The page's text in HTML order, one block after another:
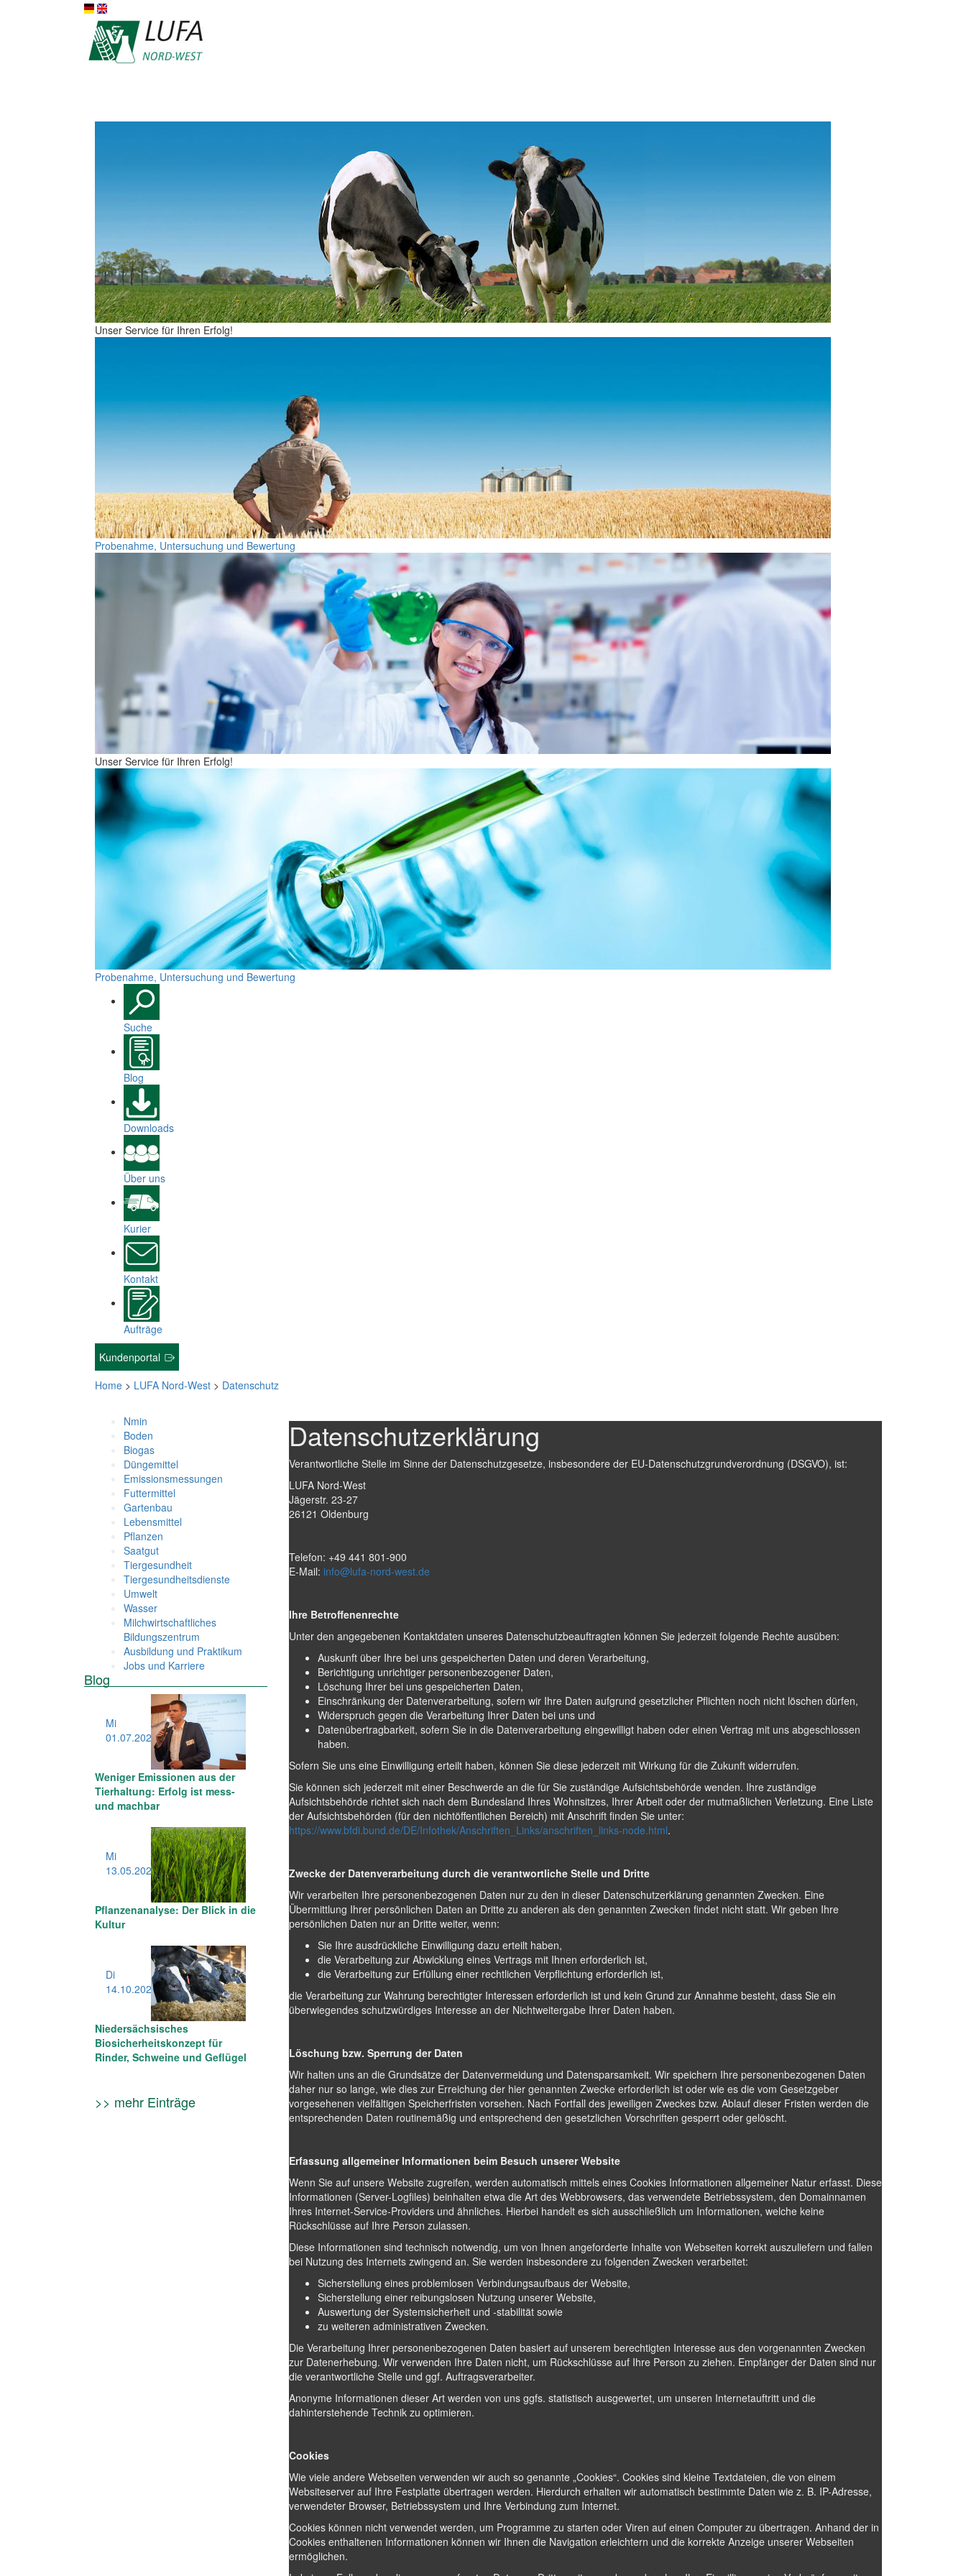
Unser Service für Ihren Erfolg!
Probenahme, Untersuchung und Bewertung
Unser Service für Ihren Erfolg!
Probenahme, Untersuchung und Bewertung
Suche
Blog
Downloads
Über uns
Kurier
Kontakt
Aufträge
Kundenportal
Home > LUFA Nord-West > Datenschutz
Nmin
Boden
Biogas
Düngemittel
Emissionsmessungen
Futtermittel
Gartenbau
Lebensmittel
Pflanzen
Saatgut
Tiergesundheit
Tiergesundheitsdienste
Umwelt
Wasser
Milchwirtschaftliches
Bildungszentrum
Ausbildung und Praktikum
Jobs und Karriere
Blog
Mi
01.07.2026
Weniger Emissionen aus der
Tierhaltung: Erfolg ist mess-
und machbar
Mi
13.05.2026
Pflanzenanalyse: Der Blick in die
Kultur
Di
14.10.2025
Niedersächsisches
Biosicherheitskonzept für
Rinder, Schweine und Geflügel
>> mehr Einträge
Datenschutzerklärung
Verantwortliche Stelle im Sinne der Datenschutzgesetze, insbesondere der EU-Datenschutzgrundverordnung (DSGVO), ist:
LUFA Nord-West
Jägerstr. 23-27
26121 Oldenburg
Telefon: +49 441 801-900
E-Mail: info@lufa-nord-west.de
Ihre Betroffenenrechte
Unter den angegebenen Kontaktdaten unseres Datenschutzbeauftragten können Sie jederzeit folgende Rechte ausüben:
Auskunft über Ihre bei uns gespeicherten Daten und deren Verarbeitung,
Berichtigung unrichtiger personenbezogener Daten,
Löschung Ihrer bei uns gespeicherten Daten,
Einschränkung der Datenverarbeitung, sofern wir Ihre Daten aufgrund gesetzlicher Pflichten noch nicht löschen dürfen,
Widerspruch gegen die Verarbeitung Ihrer Daten bei uns und
Datenübertragbarkeit, sofern Sie in die Datenverarbeitung eingewilligt haben oder einen Vertrag mit uns abgeschlossen
haben.
Sofern Sie uns eine Einwilligung erteilt haben, können Sie diese jederzeit mit Wirkung für die Zukunft widerrufen.
Sie können sich jederzeit mit einer Beschwerde an die für Sie zuständige Aufsichtsbehörde wenden. Ihre zuständige
Aufsichtsbehörde richtet sich nach dem Bundesland Ihres Wohnsitzes, Ihrer Arbeit oder der mutmaßlichen Verletzung. Eine Liste
der Aufsichtsbehörden (für den nichtöffentlichen Bereich) mit Anschrift finden Sie unter:
https://www.bfdi.bund.de/DE/Infothek/Anschriften_Links/anschriften_links-node.html.
Zwecke der Datenverarbeitung durch die verantwortliche Stelle und Dritte
Wir verarbeiten Ihre personenbezogenen Daten nur zu den in dieser Datenschutzerklärung genannten Zwecken. Eine
Übermittlung Ihrer persönlichen Daten an Dritte zu anderen als den genannten Zwecken findet nicht statt. Wir geben Ihre
persönlichen Daten nur an Dritte weiter, wenn:
Sie Ihre ausdrückliche Einwilligung dazu erteilt haben,
die Verarbeitung zur Abwicklung eines Vertrags mit Ihnen erforderlich ist,
die Verarbeitung zur Erfüllung einer rechtlichen Verpflichtung erforderlich ist,
die Verarbeitung zur Wahrung berechtigter Interessen erforderlich ist und kein Grund zur Annahme besteht, dass Sie ein
überwiegendes schutzwürdiges Interesse an der Nichtweitergabe Ihrer Daten haben.
Löschung bzw. Sperrung der Daten
Wir halten uns an die Grundsätze der Datenvermeidung und Datensparsamkeit. Wir speichern Ihre personenbezogenen Daten
daher nur so lange, wie dies zur Erreichung der hier genannten Zwecke erforderlich ist oder wie es die vom Gesetzgeber
vorgesehenen vielfältigen Speicherfristen vorsehen. Nach Fortfall des jeweiligen Zweckes bzw. Ablauf dieser Fristen werden die
entsprechenden Daten routinemäßig und entsprechend den gesetzlichen Vorschriften gesperrt oder gelöscht.
Erfassung allgemeiner Informationen beim Besuch unserer Website
Wenn Sie auf unsere Website zugreifen, werden automatisch mittels eines Cookies Informationen allgemeiner Natur erfasst. Diese
Informationen (Server-Logfiles) beinhalten etwa die Art des Webbrowsers, das verwendete Betriebssystem, den Domainnamen
Ihres Internet-Service-Providers und ähnliches. Hierbei handelt es sich ausschließlich um Informationen, welche keine
Rückschlüsse auf Ihre Person zulassen.
Diese Informationen sind technisch notwendig, um von Ihnen angeforderte Inhalte von Webseiten korrekt auszuliefern und fallen
bei Nutzung des Internets zwingend an. Sie werden insbesondere zu folgenden Zwecken verarbeitet:
Sicherstellung eines problemlosen Verbindungsaufbaus der Website,
Sicherstellung einer reibungslosen Nutzung unserer Website,
Auswertung der Systemsicherheit und -stabilität sowie
zu weiteren administrativen Zwecken.
Die Verarbeitung Ihrer personenbezogenen Daten basiert auf unserem berechtigten Interesse aus den vorgenannten Zwecken
zur Datenerhebung. Wir verwenden Ihre Daten nicht, um Rückschlüsse auf Ihre Person zu ziehen. Empfänger der Daten sind nur
die verantwortliche Stelle und ggf. Auftragsverarbeiter.
Anonyme Informationen dieser Art werden von uns ggfs. statistisch ausgewertet, um unseren Internetauftritt und die
dahinterstehende Technik zu optimieren.
Cookies
Wie viele andere Webseiten verwenden wir auch so genannte „Cookies“. Cookies sind kleine Textdateien, die von einem
Websiteserver auf Ihre Festplatte übertragen werden. Hierdurch erhalten wir automatisch bestimmte Daten wie z. B. IP-Adresse,
verwendeter Browser, Betriebssystem und Ihre Verbindung zum Internet.
Cookies können nicht verwendet werden, um Programme zu starten oder Viren auf einen Computer zu übertragen. Anhand der in
Cookies enthaltenen Informationen können wir Ihnen die Navigation erleichtern und die korrekte Anzeige unserer Webseiten
ermöglichen.